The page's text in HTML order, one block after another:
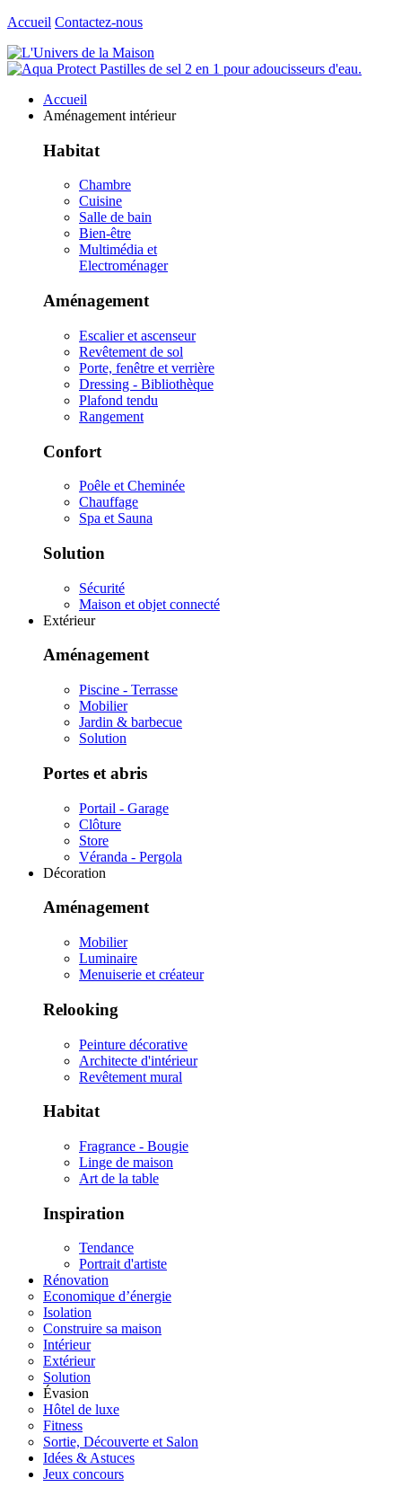
Accueil Contactez-nous
Accueil
Aménagement intérieur
Habitat
Chambre
Cuisine
Salle de bain
Bien-être
Multimédia et
Electroménager
Aménagement
Escalier et ascenseur
Revêtement de sol
Porte, fenêtre et verrière
Dressing - Bibliothèque
Plafond tendu
Rangement
Confort
Poêle et Cheminée
Chauffage
Spa et Sauna
Solution
Sécurité
Maison et objet connecté
Extérieur
Aménagement
Piscine - Terrasse
Mobilier
Jardin & barbecue
Solution
Portes et abris
Portail - Garage
Clôture
Store
Véranda - Pergola
Décoration
Aménagement
Mobilier
Luminaire
Menuiserie et créateur
Relooking
Peinture décorative
Architecte d'intérieur
Revêtement mural
Habitat
Fragrance - Bougie
Linge de maison
Art de la table
Inspiration
Tendance
Portrait d'artiste
Rénovation
Economique d’énergie
Isolation
Construire sa maison
Intérieur
Extérieur
Solution
Évasion
Hôtel de luxe
Fitness
Sortie, Découverte et Salon
Idées & Astuces
Jeux concours